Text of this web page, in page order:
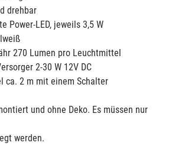
drehbar
Power-LED, jeweils 3,5 W
270 Lumen pro Leuchtmittel
2-30 W 12V DC
ca. 2 m mit einem Schalter
und ohne Deko. Es müssen nur
werden.